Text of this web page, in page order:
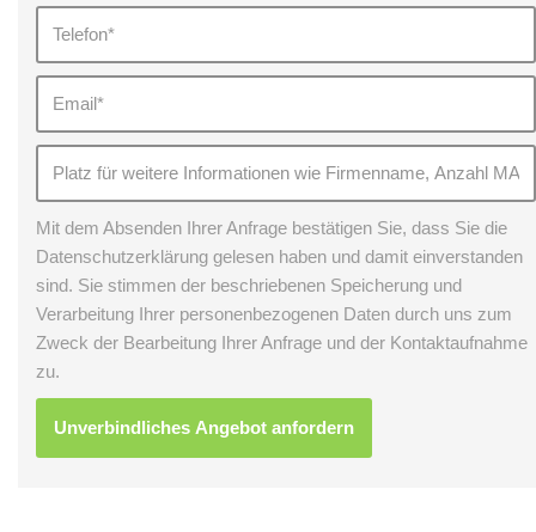
Mit dem Absenden Ihrer Anfrage bestätigen Sie, dass Sie die
Datenschutzerklärung gelesen haben und damit einverstanden
sind. Sie stimmen der beschriebenen Speicherung und
Verarbeitung Ihrer personenbezogenen Daten durch uns zum
Zweck der Bearbeitung Ihrer Anfrage und der Kontaktaufnahme
zu.